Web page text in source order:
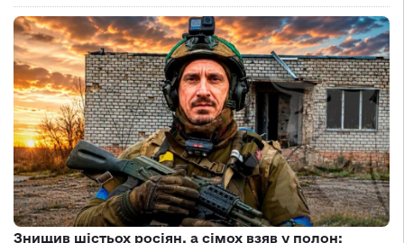
Знищив шістьох росіян, а сімох взяв у полон: